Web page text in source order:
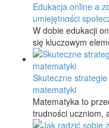
Edukacja online a
umiejętności
W dobie edukacji
się kluczowym
Skuteczne
matematyki
Matematyka to
trudności uczniom,